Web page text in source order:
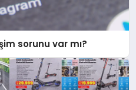
sorunu var mı?